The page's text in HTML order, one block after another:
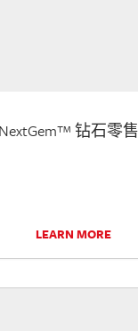
钻石零
LEARN MORE